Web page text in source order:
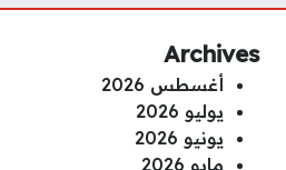
Archives
أغسطس 2026
يوليو 2026
يونيو 2026
مايو 2026